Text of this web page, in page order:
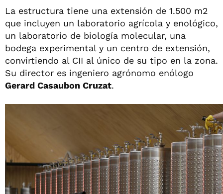
La estructura tiene una extensión de 1.500 m2
que incluyen un laboratorio agrícola y enológico,
un laboratorio de biología molecular, una
bodega experimental y un centro de extensión,
convirtiendo al CII al único de su tipo en la zona.
Su director es ingeniero agrónomo enólogo
Gerard Casaubon Cruzat.